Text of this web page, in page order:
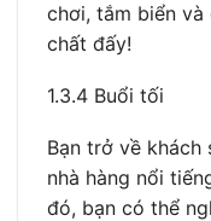
chơi, tắm biển
chất đấy!
1.3.4 Buổi tối
Bạn trở về khách
nhà hàng nổi
đó, bạn có thể